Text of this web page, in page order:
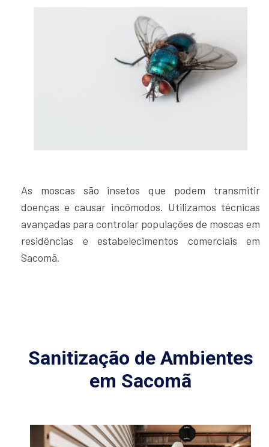
As moscas são insetos que podem transmitir
doenças e causar incômodos. Utilizamos técnicas
avançadas para controlar populações de moscas em
residências e estabelecimentos comerciais em
Sacomã.
Sanitização de Ambientes
em Sacomã